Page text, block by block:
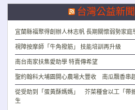
台灣公益新
宜蘭縣福聚得創辦人林志帆 長期關懷弱勢家庭
視障按摩師「牛角撥筋」 技能培訓再升級
南台南家扶集愛助學 特賣傳希望
聖約翰科大埔園開心農場大豐收 南瓜飄香串
從受助到「蛋黃酥媽媽」 芥菜種會以工「帶
生